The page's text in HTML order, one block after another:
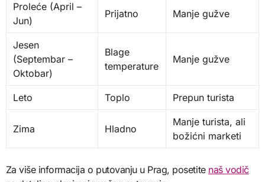
Proleće (April –
Jun)
Prijatno Manje gužve
Jesen
(Septembar –
Oktobar)
Blage
temperature
Manje gužve
Leto Toplo Prepun turista
Zima Hladno
Manje turista, ali
božićni marketi
Za više informacija o putovanju u Prag, posetite naš vodič